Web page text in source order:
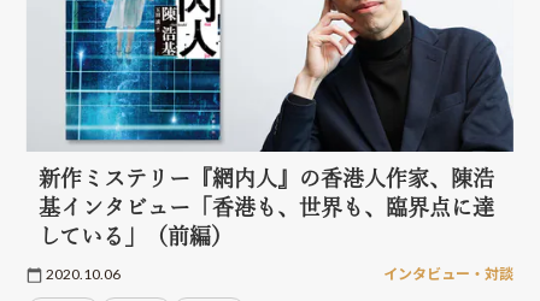
新作ミステリー『網内人』の香港人作家、陳浩
基インタビュー「香港も、世界も、臨界点に達
している」（前編）
2020.10.06 インタビュー・対談